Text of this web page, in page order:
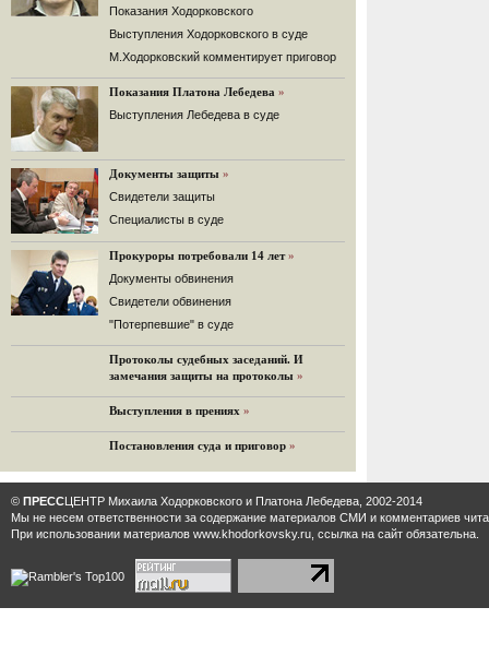
88 комментариев
14.08.2014
Нарулил
Игорь Сечин просит о помощи.
Ссылаясь на санкции, глава
«Роснефти» хочет выбить из фонда
12.08.2014
Граждане не хотят платить по счетам ЮКОСа
Решение Гаагского суда о компенсации $50 млрд
поддержали 12%.
129 комментариев
Вечер у Ходорковских. Вспоминает Иван Стариков.
11.08.2014
«Удивительно сильная, мощная и
достойная только преклонения
Гости и ведущие «Эха Москвы» чтут
память Марины Филипповны.
10 комментариев
Марина Филипповна Ходорковская:
«Я долго была молодой!»
"Новая" рассказывает о судьбе
Показания Ходорковского
Выступления Ходорковского в суде
М.Ходорковский комментирует приговор
Показания Платона Лебедева »
Выступления Лебедева в суде
Документы защиты »
Cвидетели защиты
Cпециалисты в суде
Прокуроры потребовали 14 лет »
Документы обвинения
Свидетели обвинения
"Потерпевшие" в суде
Протоколы судебных заседаний. И
замечания защиты на протоколы »
Выступления в прениях »
Постановления суда и приговор »
© ПРЕССЦЕНТР Михаила Ходорковского и Платона Лебедева, 2002-2014
Мы не несем ответственности за содержание материалов CМИ и комментариев
При использовании материалов www.khodorkovsky.ru, ссылка на сайт обязательна.